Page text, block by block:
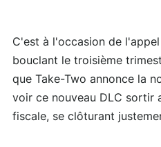
C'est à l'occasion de
bouclant le troisième
que Take-Two annonce la
voir ce nouveau DLC sortir
fiscale, se clôturant